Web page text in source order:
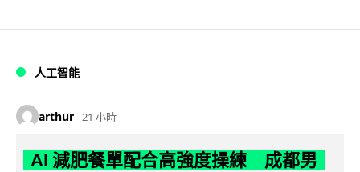
人工智能
arthur 21 小時
AI 減肥餐單配合高強度操練 成都男